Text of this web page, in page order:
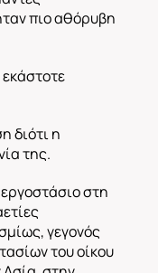
πιο αθόρυβη
διότι η
της.
στη
γεγονός
του οίκου